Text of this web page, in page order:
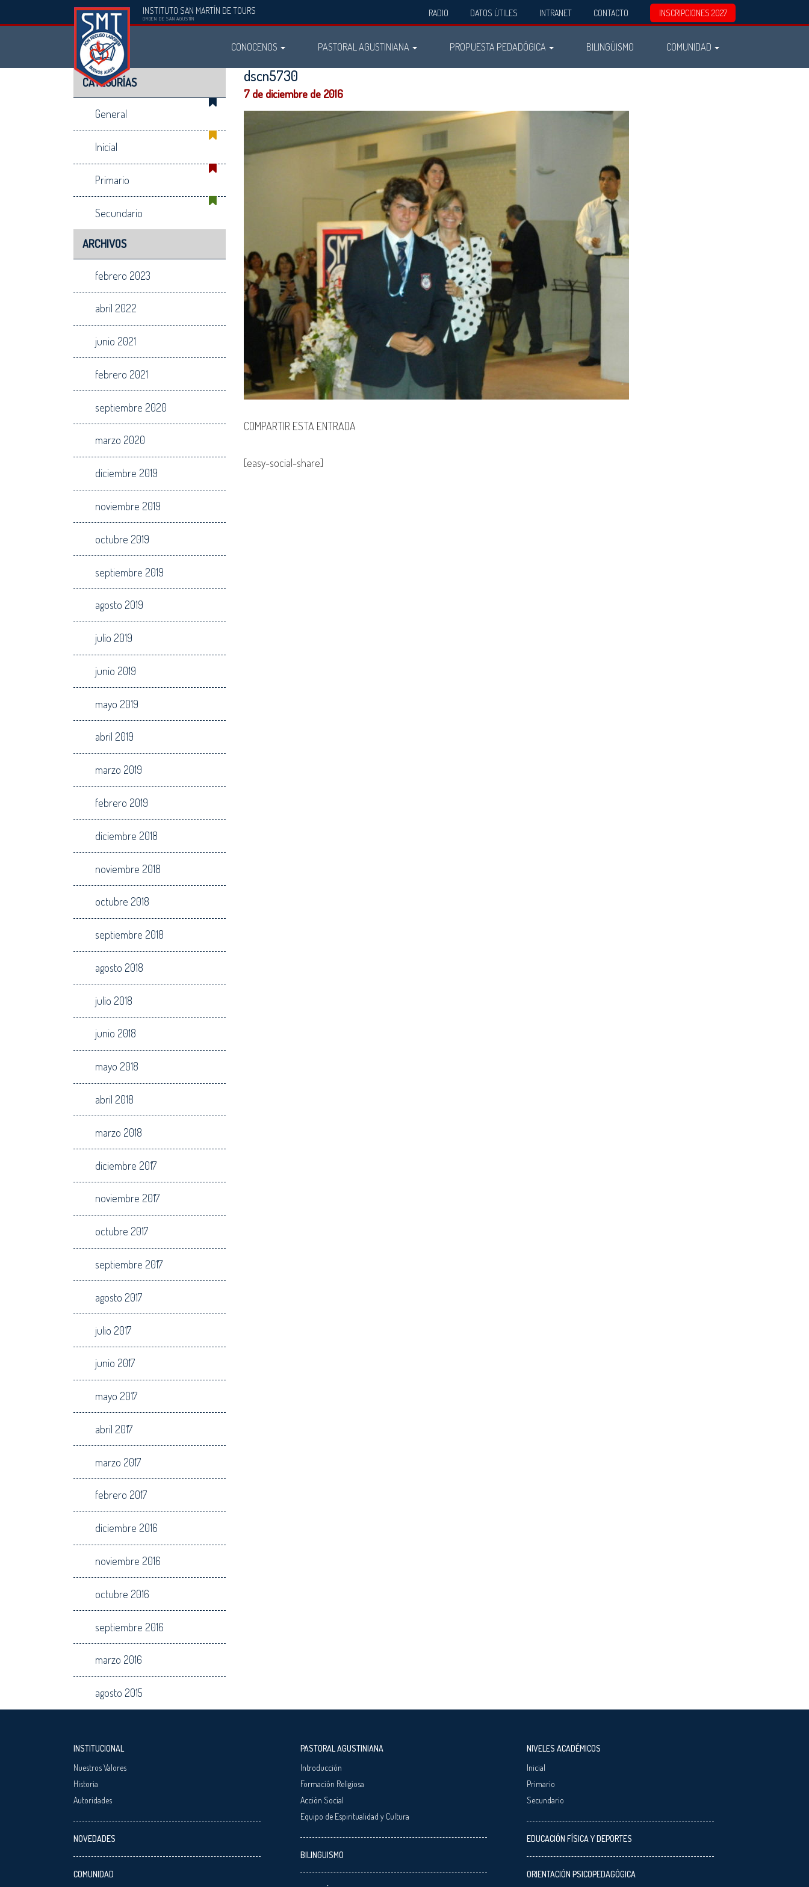
INSTITUTO SAN MARTÍN DE TOURS
ORDEN DE SAN AGUSTÍN
RADIO DATOS ÚTILES INTRANET CONTACTO INSCRIPCIONES 2027
Instituto
San
Martín
de
Tours
CONOCENOS PASTORAL AGUSTINIANA PROPUESTA PEDADÓGICA BILINGÜISMO COMUNIDAD
CATEGORÍAS
General
Inicial
Primario
Secundario
ARCHIVOS
febrero 2023
abril 2022
junio 2021
febrero 2021
septiembre 2020
marzo 2020
diciembre 2019
noviembre 2019
octubre 2019
septiembre 2019
agosto 2019
julio 2019
junio 2019
mayo 2019
abril 2019
marzo 2019
febrero 2019
diciembre 2018
noviembre 2018
octubre 2018
septiembre 2018
agosto 2018
julio 2018
junio 2018
mayo 2018
abril 2018
marzo 2018
diciembre 2017
noviembre 2017
octubre 2017
septiembre 2017
agosto 2017
julio 2017
junio 2017
mayo 2017
abril 2017
marzo 2017
febrero 2017
diciembre 2016
noviembre 2016
octubre 2016
septiembre 2016
marzo 2016
agosto 2015
dscn5730
7 de diciembre de 2016
COMPARTIR ESTA ENTRADA
[easy-social-share]
INSTITUCIONAL
Nuestros Valores
Historia
Autoridades
NOVEDADES
COMUNIDAD
PASTORAL AGUSTINIANA
Introducción
Formación Religiosa
Acción Social
Equipo de Espiritualidad y Cultura
BILINGUISMO
NIVELES ACADÉMICOS
Inicial
Primario
Secundario
EDUCACIÓN FÍSICA Y DEPORTES
ORIENTACIÓN PSICOPEDAGÓGICA